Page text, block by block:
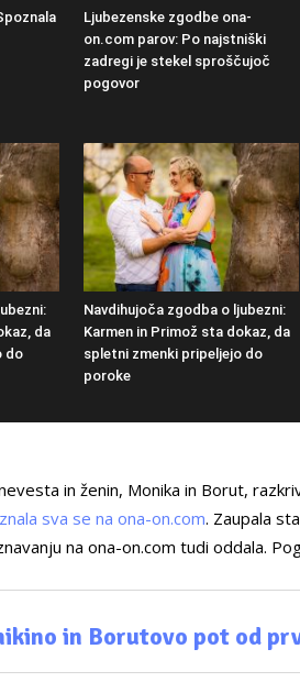
Ljubezenske zgodbe ona-
on.com parov: Po najstniški
zadregi je stekel sproščujoč
pogovor
da
do
Navdihujoča zgodba o ljubezni:
Karmen in Primož sta dokaz, da
spletni zmenki pripeljejo do
poroke
in ženin, Monika in Borut,
sva se na ona-on.com. Zaupala
na ona-on.com tudi oddala.
in Borutovo pot od